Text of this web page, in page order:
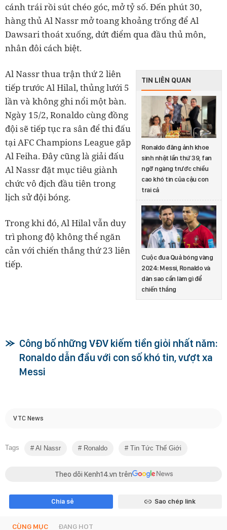
cánh trái rồi sút chéo góc, mở tỷ số. Đến phút 30,
hàng thủ Al Nassr mở toang khoảng trống để Al
Dawsari thoát xuống, dứt điểm qua đầu thủ môn,
nhân đôi cách biệt.
TIN LIÊN QUAN
Ronaldo đăng ảnh khoe
sinh nhật lần thứ 39, fan
ngỡ ngàng trước chiều
cao khó tin của cậu con
trai cả
Cuộc đua Quả bóng vàng
2024: Messi, Ronaldo và
dàn sao cần làm gì để
chiến thắng
Al Nassr thua trận thứ 2 liên
tiếp trước Al Hilal, thủng lưới 5
lần và không ghi nổi một bàn.
Ngày 15/2, Ronaldo cùng đồng
đội sẽ tiếp tục ra sân để thi đấu
tại AFC Champions League găp
Al Feiha. Đây cũng là giải đấu
Al Nassr đặt mục tiêu giành
chức vô địch đầu tiên trong
lịch sử đội bóng.
Trong khi đó, Al Hilal vẫn duy
trì phong độ không thể ngăn
cản với chiến thắng thứ 23 liên
tiếp.
Công bố những VĐV kiếm tiền giỏi nhất năm:
Ronaldo dẫn đầu với con số khó tin, vượt xa
Messi
VTC News
Tags Al Nassr Ronaldo Tin Tức Thế Giới
Theo dõi Kenh14.vn trên
Chia sẻ Sao chép link
CÙNG MỤC ĐANG HOT